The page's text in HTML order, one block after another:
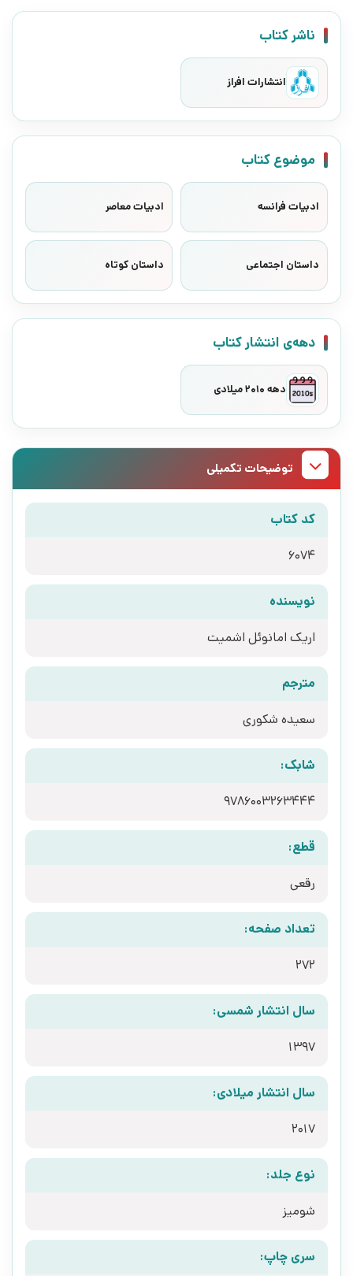
ناشر کتاب
انتشارات افراز
موضوع کتاب
ادبیات فرانسه ادبیات معاصر
داستان اجتماعی داستان کوتاه
دهه‌ی انتشار کتاب
دهه 2010 میلادی
توضیحات تکمیلی
کد کتاب
6074
نویسنده
اریک امانوئل اشمیت
مترجم
سعیده شکوری
شابک:
9786003263444
قطع:
رقعی
تعداد صفحه:
272
سال انتشار شمسی:
1397
سال انتشار میلادی:
2017
نوع جلد:
شومیز
سری چاپ: